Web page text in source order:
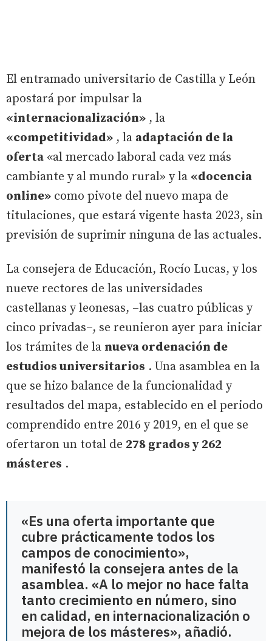
El entramado universitario de Castilla y León
apostará por impulsar la
«internacionalización» , la
«competitividad» , la adaptación de la
oferta «al mercado laboral cada vez más
cambiante y al mundo rural» y la «docencia
online» como pivote del nuevo mapa de
titulaciones, que estará vigente hasta 2023, sin
previsión de suprimir ninguna de las actuales.
La consejera de Educación, Rocío Lucas, y los
nueve rectores de las universidades
castellanas y leonesas, –las cuatro públicas y
cinco privadas–, se reunieron ayer para iniciar
los trámites de la nueva ordenación de
estudios universitarios . Una asamblea en la
que se hizo balance de la funcionalidad y
resultados del mapa, establecido en el periodo
comprendido entre 2016 y 2019, en el que se
ofertaron un total de 278 grados y 262
másteres .
«Es una oferta importante que
cubre prácticamente todos los
campos de conocimiento»,
manifestó la consejera antes de la
asamblea. «A lo mejor no hace falta
tanto crecimiento en número, sino
en calidad, en internacionalización o
mejora de los másteres», añadió.